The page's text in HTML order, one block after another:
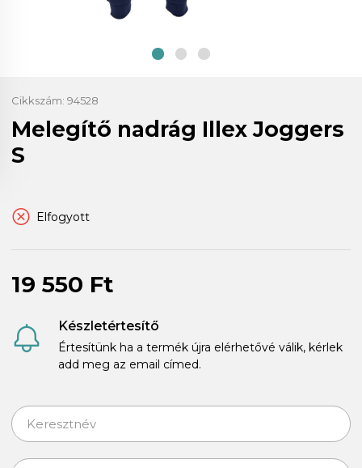
Cikkszám: 94528
Melegítő nadrág Illex Joggers
S
Elfogyott
19 550 Ft
Készletértesítő
Értesítünk ha a termék újra elérhetővé válik, kérlek
add meg az email címed.